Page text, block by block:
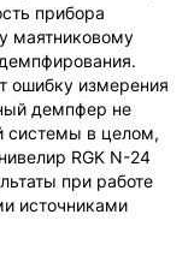
прибора
маятниковому
ошибку измерения
демпфер не
системы в целом,
RGK N-24
при работе
источниками